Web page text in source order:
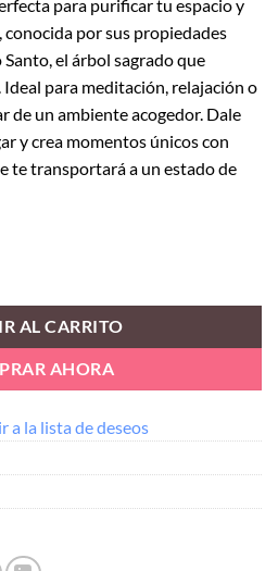
para purificar tu espacio y
conocida por sus propiedades
el árbol sagrado que
para meditación, relajación o
de un ambiente acogedor. Dale
y crea momentos únicos con
te transportará a un estado de
AL CARRITO
AHORA
a la lista de deseos